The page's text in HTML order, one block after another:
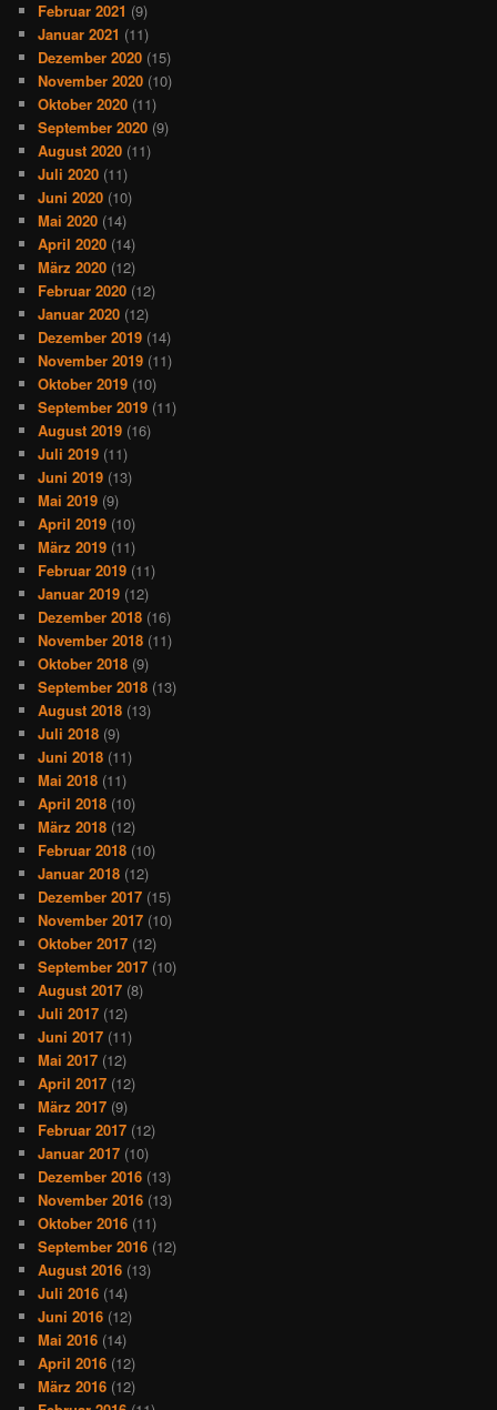
Februar 2021 (9)
Januar 2021 (11)
Dezember 2020 (15)
November 2020 (10)
Oktober 2020 (11)
September 2020 (9)
August 2020 (11)
Juli 2020 (11)
Juni 2020 (10)
Mai 2020 (14)
April 2020 (14)
März 2020 (12)
Februar 2020 (12)
Januar 2020 (12)
Dezember 2019 (14)
November 2019 (11)
Oktober 2019 (10)
September 2019 (11)
August 2019 (16)
Juli 2019 (11)
Juni 2019 (13)
Mai 2019 (9)
April 2019 (10)
März 2019 (11)
Februar 2019 (11)
Januar 2019 (12)
Dezember 2018 (16)
November 2018 (11)
Oktober 2018 (9)
September 2018 (13)
August 2018 (13)
Juli 2018 (9)
Juni 2018 (11)
Mai 2018 (11)
April 2018 (10)
März 2018 (12)
Februar 2018 (10)
Januar 2018 (12)
Dezember 2017 (15)
November 2017 (10)
Oktober 2017 (12)
September 2017 (10)
August 2017 (8)
Juli 2017 (12)
Juni 2017 (11)
Mai 2017 (12)
April 2017 (12)
März 2017 (9)
Februar 2017 (12)
Januar 2017 (10)
Dezember 2016 (13)
November 2016 (13)
Oktober 2016 (11)
September 2016 (12)
August 2016 (13)
Juli 2016 (14)
Juni 2016 (12)
Mai 2016 (14)
April 2016 (12)
März 2016 (12)